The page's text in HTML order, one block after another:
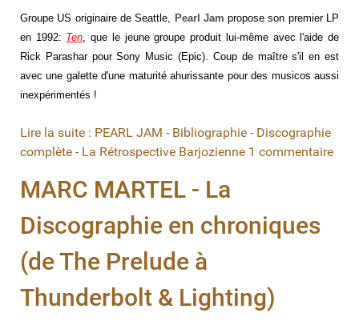
Groupe US originaire de Seattle, Pearl Jam propose son premier LP
en 1992: Ten , que le jeune groupe produit lui-même avec l'aide de
Rick Parashar pour Sony Music (Epic). Coup de maître s'il en est
avec une galette d'une maturité ahurissante pour des musicos aussi
inexpérimentés !
Lire la suite : PEARL JAM - Bibliographie - Discographie
complète - La Rétrospective Barjozienne 1 commentaire
MARC MARTEL - La
Discographie en chroniques
(de The Prelude à
Thunderbolt & Lighting)